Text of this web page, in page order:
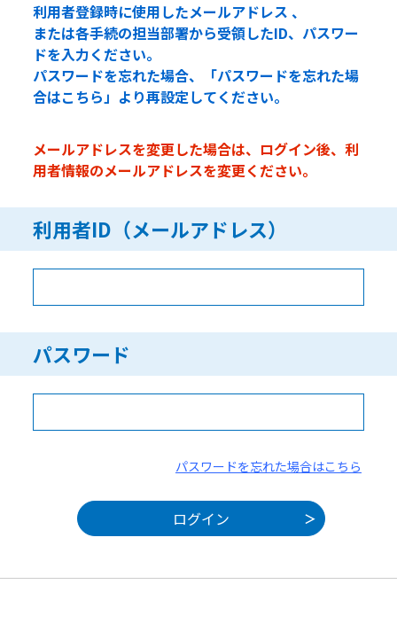
利用者登録時に使用したメールアドレス 、
または各手続の担当部署から受領したID、パスワー
ドを入力ください。
パスワードを忘れた場合、「パスワードを忘れた場
合はこちら」より再設定してください。
メールアドレスを変更した場合は、ログイン後、利
用者情報のメールアドレスを変更ください。
利用者ID（メールアドレス）
パスワード
パスワードを忘れた場合はこちら